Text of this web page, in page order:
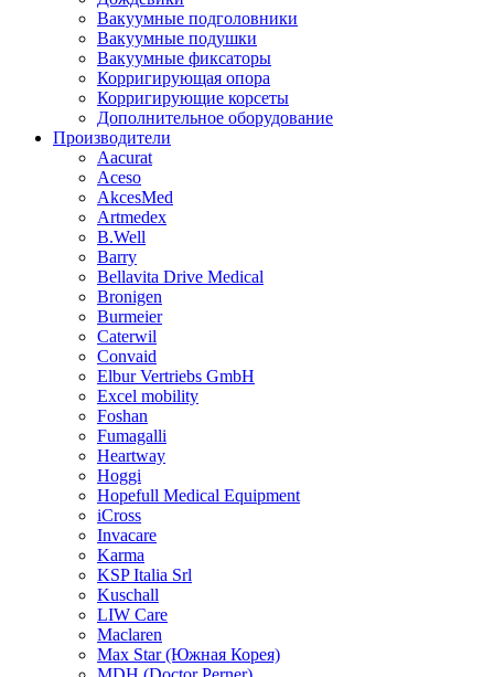
Вакуумные подголовники
Вакуумные подушки
Вакуумные фиксаторы
Корригирующая опора
Корригирующие корсеты
Дополнительное оборудование
Производители
Aacurat
Aceso
AkcesMed
Artmedex
B.Well
Barry
Bellavita Drive Medical
Bronigen
Burmeier
Caterwil
Convaid
Elbur Vertriebs GmbH
Excel mobility
Foshan
Fumagalli
Heartway
Hoggi
Hopefull Medical Equipment
iCross
Invacare
Karma
KSP Italia Srl
Kuschall
LIW Care
Maclaren
Max Star (Южная Корея)